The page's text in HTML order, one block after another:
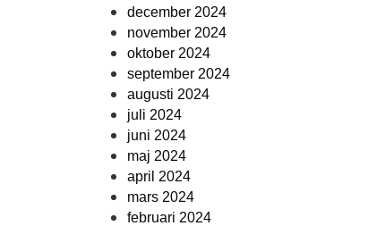
december 2024
november 2024
oktober 2024
september 2024
augusti 2024
juli 2024
juni 2024
maj 2024
april 2024
mars 2024
februari 2024